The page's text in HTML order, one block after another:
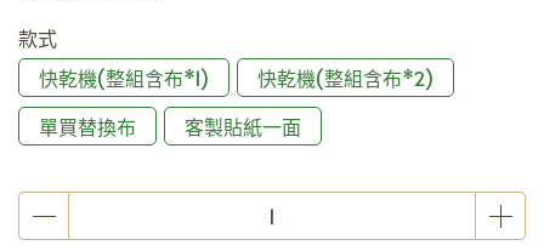
款式
快乾機(整組含布*1)
快乾機(整組含布*2)
單買替換布
客製貼紙一面